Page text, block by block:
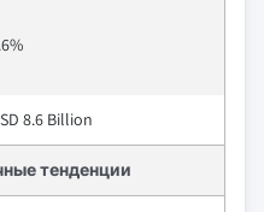
8.6 Billion
тенденции